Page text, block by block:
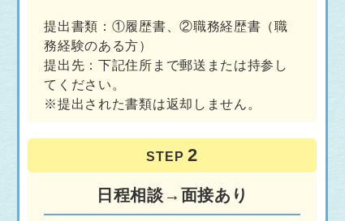
提出書類：①履歴書、②職務経歴書（職
務経験のある方）
提出先：下記住所まで郵送または持参し
てください。
※提出された書類は返却しません。
STEP
日程相談→面接あり